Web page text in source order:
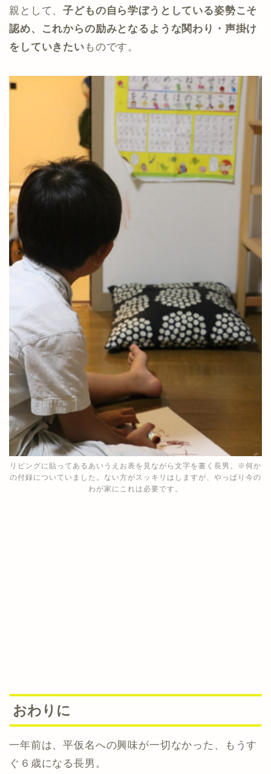
親として、子どもの自ら学ぼうとしている姿勢こそ
認め、これからの励みとなるような関わり・声掛け
をしていきたい ものです。
リビングに貼ってあるあいうえお表を見ながら文字を書く長男。※何か
の付録についていました。ない方がスッキリはしますが、やっぱり今の
わが家にこれは必要です。
おわりに
一年前は、平仮名への興味が一切なかった、もうす
ぐ６歳になる長男。